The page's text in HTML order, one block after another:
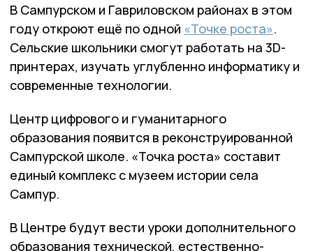
В Сампурском и Гавриловском районах в этом
году откроют ещё по одной «Точке роста».
Сельские школьники смогут работать на 3D-
принтерах, изучать углубленно информатику и
современные технологии.
Центр цифрового и гуманитарного
образования появится в реконструированной
Сампурской школе. «Точка роста» составит
единый комплекс с музеем истории села
Сампур.
В Центре будут вести уроки дополнительного
образования технической, естественно-